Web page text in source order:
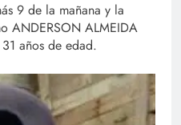
9 de la mañana y la
ANDERSON ALMEIDA
años de edad.